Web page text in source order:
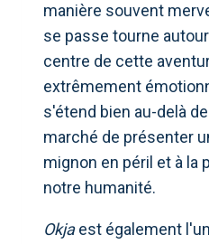
manière souvent
se passe tourne
centre de cette
extrêmement
s'étend bien au-delà
marché de présenter
mignon en péril et à la
notre humanité.
Okjaest également